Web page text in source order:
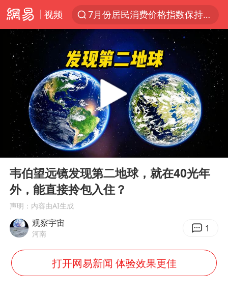
视频
7月份居民消费价格指数保持温和上涨
中使馆：重大涉诈逃犯檀某落网
台湾不是国家不存在“国格”
独闯南太行失联14天的女子已找到
哥伦比亚发生7.5级地震
哥伦比亚强震已致超20人死亡
公安部通报：抓获犯罪嫌疑人8200余名
易烊千玺金鸡百花双料影帝
“老戏骨”秦焰去世
广岛长崎的昨天未必不会是日本的明天
我国民营企业创新动能持续增强
Play
00:00 06:08
韦伯望远镜发现第二地球，就在40光年
外，能直接拎包入住？
声明：内容由AI生成
观察宇宙
河南 1
打开网易新闻 体验效果更佳